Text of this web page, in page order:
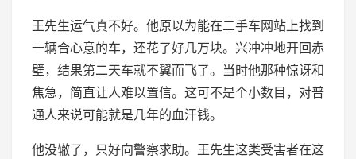
王先生运气真不好。他原以为能在二手车网站上找到
一辆合心意的车，还花了好几万块。兴冲冲地开回赤
壁，结果第二天车就不翼而飞了。当时他那种惊讶和
焦急，简直让人难以置信。这可不是个小数目，对普
通人来说可能就是几年的血汗钱。
他没辙了，只好向警察求助。王先生这类受害者在这